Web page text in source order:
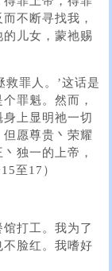
不断寻找我，
儿女，蒙祂赐
救罪人。’这话是
罪魁。然而，
上显明祂一切
愿尊贵丶荣耀
独一的上帝，
至17）
打工。我为了
脸红。我嗜好